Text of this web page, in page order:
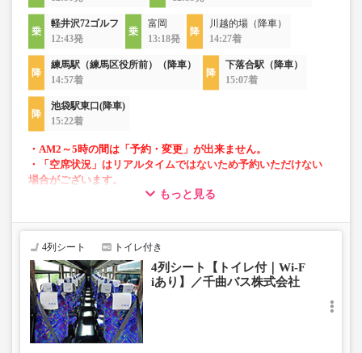
軽井沢72ゴルフ
12:43発
富岡
13:18発
川越的場（降車）
14:27着
練馬駅（練馬区役所前）（降車）
14:57着
下落合駅（降車）
15:07着
池袋駅東口(降車)
15:22着
・AM2～5時の間は「予約・変更」が出来ません。
・「空席状況」はリアルタイムではないため予約いただけない
場合がございます。
・車両は予告なく変更となる場合がございます。これに伴い、
じめご了承ください。
・車内トイレ完備で長旅でも安心。※車両により異なりま
す。
・フリーWi-Fiが利用可能。※車両により異なります。
・車内は常時換気し、清掃・除菌を徹底。
もっと見る
4列シート トイレ付き
4列シート【トイレ付｜Wi-F
iあり】／千曲バス株式会社